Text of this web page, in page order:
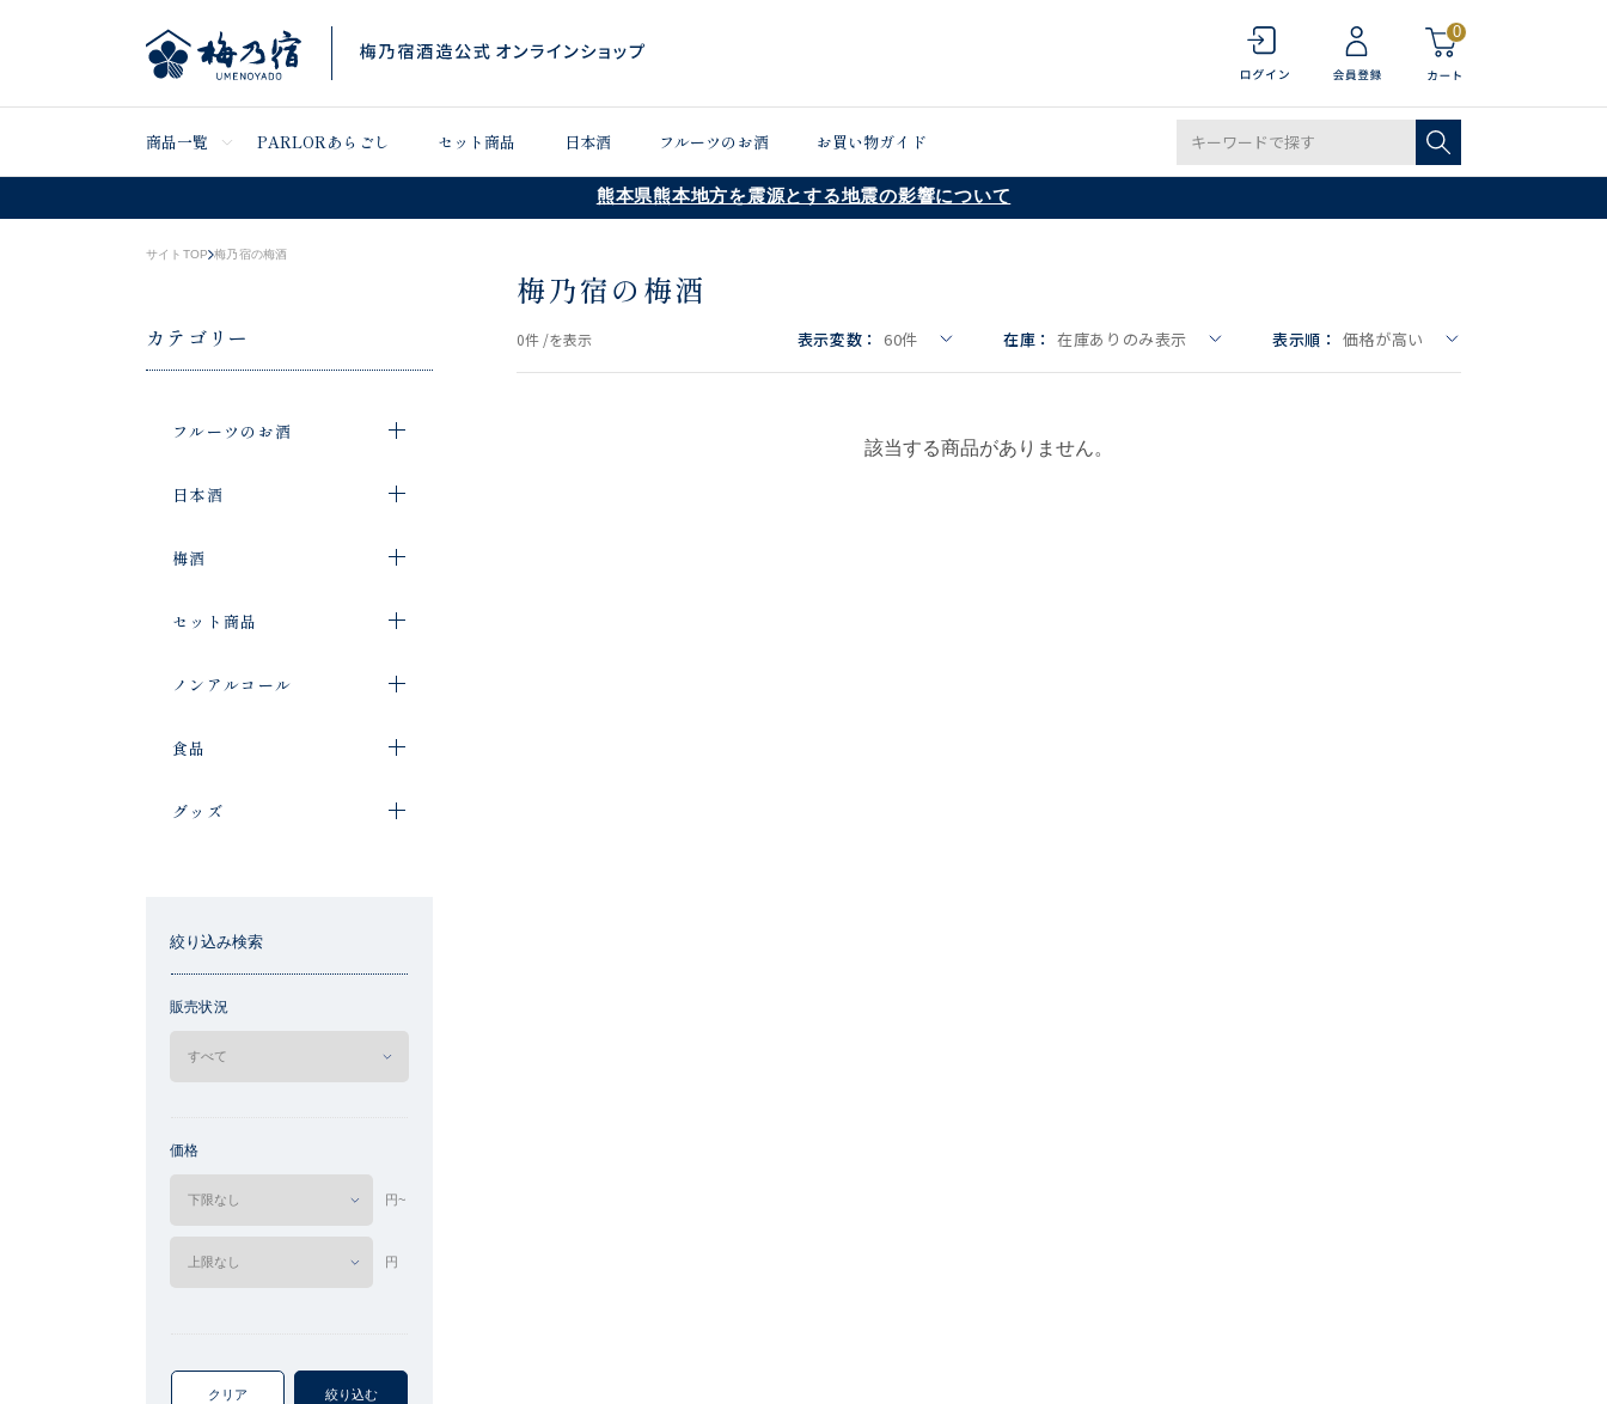
0
商品一覧 PARLORあらごし セット商品 日本酒 フルーツのお酒 お買い物ガイド
熊本県熊本地方を震源とする地震の影響について
サイトTOP 梅乃宿の梅酒
カテゴリー
フルーツのお酒
日本酒
梅酒
セット商品
ノンアルコール
食品
グッズ
絞り込み検索
販売状況
価格
円~
円
クリア 絞り込む
梅乃宿の梅酒
0件 /を表示 表示変数： 60件 在庫： 在庫ありのみ表示 表示順： 価格が高い
該当する商品がありません。